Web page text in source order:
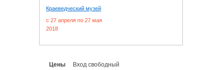
Краеведческий музей
c 27 апреля по 27 мая
2018
Цены Вход свободный